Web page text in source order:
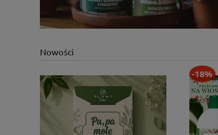
Nowości
-18%